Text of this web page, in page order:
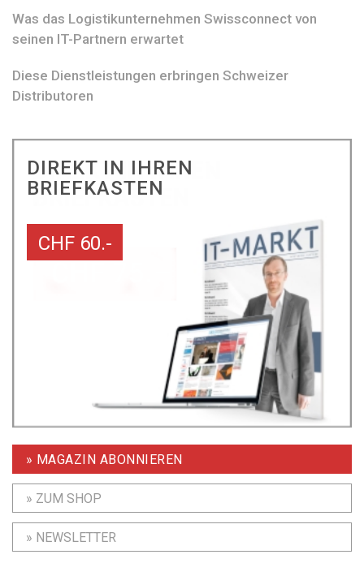
Was das Logistikunternehmen Swissconnect von
seinen IT-Partnern erwartet
Diese Dienstleistungen erbringen Schweizer
Distributoren
DIREKT IN IHREN
BRIEFKASTEN
CHF 60.-
» MAGAZIN ABONNIEREN
» ZUM SHOP
» NEWSLETTER